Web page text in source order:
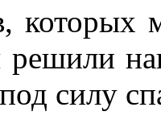
которых
силу